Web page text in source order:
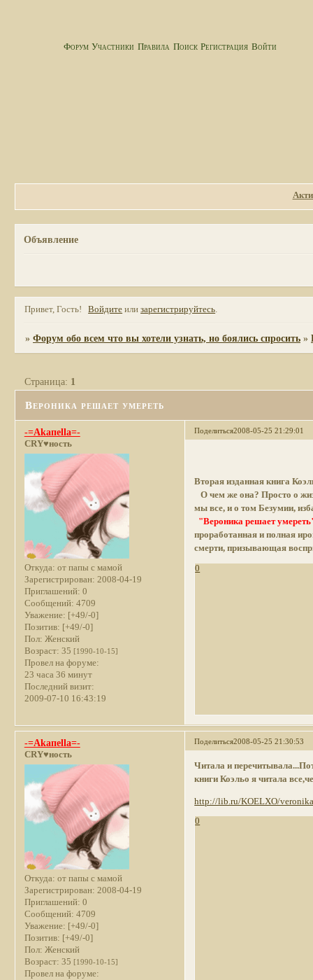
Форум Участники Правила Поиск Регистрация Войти
Объявление
Привет, Гость! Войдите илизарегистрируйтесь.
»Форум обо всем что вы хотели узнать, но боялись спросить »
Вероника решает умереть
Страница: 1
Поделиться2008-05-25 21:29:01
-=Akaпella=-
CRY♥ность
Откуда: от папы с мамой
Зарегистрирован: 2008-04-19
Приглашений: 0
Сообщений: 4709
Уважение: [+49/-0]
Позитив: [+49/-0]
Пол: Женский
Возраст: 35 [1990-10-15]
Провел на форуме:
23 часа 36 минут
Последний визит:
2009-07-10 16:43:19
Вторая изданная книга
О чем же она? Просто о
мы все, и о том Безумии,
"Вероника решает
проработанная и полная
смерти, призывающая
0
Поделиться2008-05-25 21:30:53
-=Akaпella=-
CRY♥ность
Откуда: от папы с мамой
Зарегистрирован: 2008-04-19
Приглашений: 0
Сообщений: 4709
Уважение: [+49/-0]
Позитив: [+49/-0]
Пол: Женский
Возраст: 35 [1990-10-15]
Провел на форуме:
Читала и
книги Коэльо я читала
http://lib.ru/KOELXO/
0